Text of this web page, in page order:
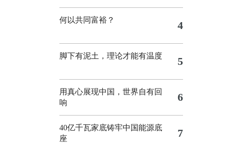
何以共同富裕？ 4
脚下有泥土，理论才能有温度 5
用真心展现中国，世界自有回
响
6
40亿千瓦家底铸牢中国能源底
座
7